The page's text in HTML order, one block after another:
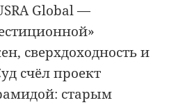
Global —
сверхдоходность и
счёл проект
старым